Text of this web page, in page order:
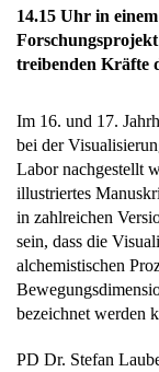
14.15 Uhr in
treibenden Kräfte
Im 16. und 17.
bei der
Labor nachgestellt
illustriertes
in zahlreichen
sein, dass die
alchemistischen
bezeichnet werden
PD Dr. Stefan